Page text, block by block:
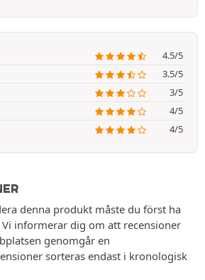
4.5/5
3.5/5
3/5
4/5
4/5
denna produkt måste du först ha
informerar dig om att recensioner
genomgår en
sorteras endast i kronologisk